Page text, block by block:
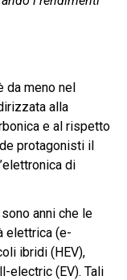
da meno nel
alla
e al rispetto
protagonisti il
di
anni che le
elettrica (e-
ibridi (HEV),
electric (EV). Tali